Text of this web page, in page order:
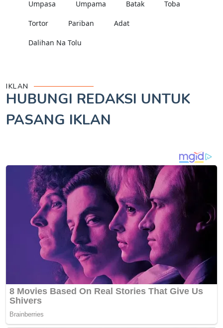
Umpasa Umpama Batak Toba
Tortor Pariban Adat
Dalihan Na Tolu
IKLAN
HUBUNGI REDAKSI UNTUK
PASANG IKLAN